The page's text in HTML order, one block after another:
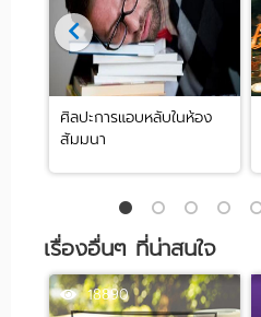
ศิลปะการแอบหลับในห้อง
สัมมนา
เรื่องอื่นๆ ที่น่าสนใจ
18890